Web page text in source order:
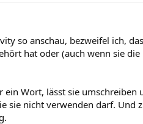
so anschau, bezweifel ich,
hat oder (auch wenn sie
Wort, lässt sie umschreiben
sie nicht verwenden darf. Und